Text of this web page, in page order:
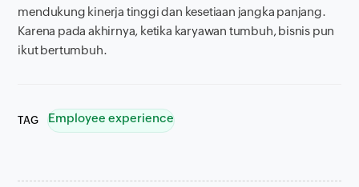
mendukung kinerja tinggi dan kesetiaan jangka panjang.
Karena pada akhirnya, ketika karyawan tumbuh, bisnis pun
ikut bertumbuh.
TAG Employee experience